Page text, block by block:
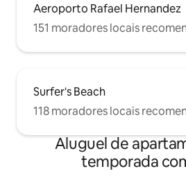
Aeroporto Rafael Hernandez
151 moradores locais
Surfer's Beach
118 moradores locais
Aluguel de
temporada